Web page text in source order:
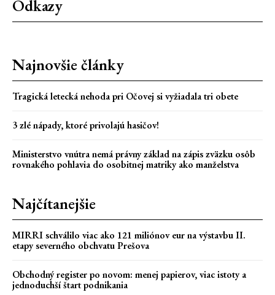
Odkazy
Najnovšie články
Tragická letecká nehoda pri Očovej si vyžiadala tri obete
3 zlé nápady, ktoré privolajú hasičov!
Ministerstvo vnútra nemá právny základ na zápis zväzku osôb
rovnakého pohlavia do osobitnej matriky ako manželstva
Najčítanejšie
MIRRI schválilo viac ako 121 miliónov eur na výstavbu II.
etapy severného obchvatu Prešova
Obchodný register po novom: menej papierov, viac istoty a
jednoduchší štart podnikania